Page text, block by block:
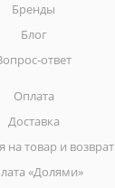
Бренды
Блог
ответ
Оплата
Доставка
на товар и возврат
«Долями»